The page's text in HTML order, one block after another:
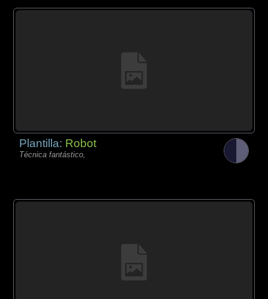
Plantilla: Robot
Técnica fantástico,